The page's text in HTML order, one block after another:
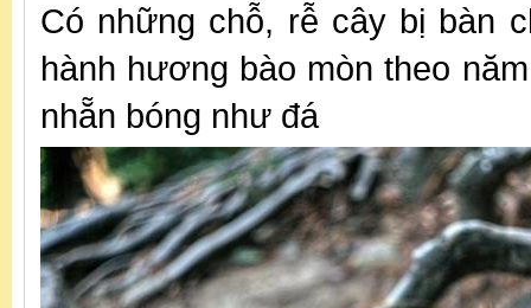
Có những chỗ, rễ cây bị bàn
hành hương bào mòn theo
nhẵn bóng như đá